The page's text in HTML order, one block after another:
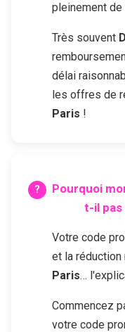
pleinement
Très souvent
délai
les offres de
Paris !
Pourquoi
t-il pas
Votre code
et la
Paris…
Commencez
votre code